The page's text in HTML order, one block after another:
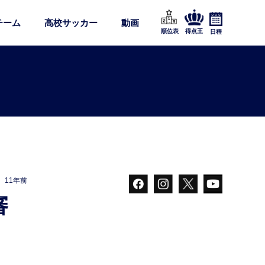
ーム 高校サッカー 動画
順位表 得点王 日程
11年前